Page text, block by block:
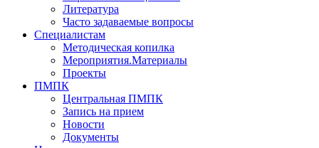
Литература
Часто задаваемые вопросы
Специалистам
Методическая копилка
Мероприятия.Материалы
Проекты
ПМПК
Центральная ПМПК
Запись на прием
Новости
Документы